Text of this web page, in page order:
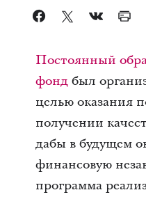
Постоянный
фондбыл
целью оказания
получении
дабы в будущем
финансовую
программа